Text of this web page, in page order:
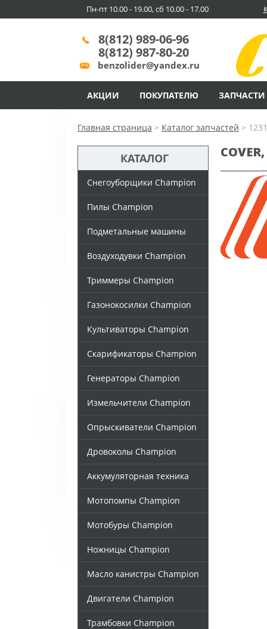
Пн-пт 10.00 - 19.00, сб 10.00 - 17.00
8(812) 989-06-96
8(812) 987-80-20
benzolider@yandex.ru
АКЦИИ ПОКУПАТЕЛЮ ЗАПЧАСТИ
Главная страница > Каталог запчастей >
КАТАЛОГ
Снегоуборщики Champion
Пилы Champion
Подметальные машины
Воздуходувки Champion
Триммеры Champion
Газонокосилки Champion
Культиваторы Champion
Скарификаторы Champion
Генераторы Champion
Измельчители Champion
Опрыскиватели Champion
Дровоколы Champion
Аккумуляторная техника
Мотопомпы Champion
Мотобуры Champion
Ножницы Champion
Масло канистры Champion
Двигатели Champion
Трамбовки Champion